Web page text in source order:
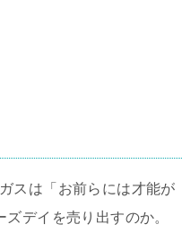
スは「お前らには才能が
デイを売り出すのか。